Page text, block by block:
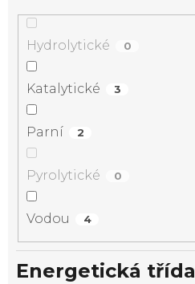
Hydrolytické 0
Katalytické 3
Parní 2
Pyrolytické 0
Vodou 4
Energetická třída